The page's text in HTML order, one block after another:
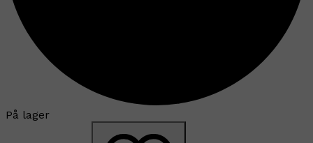
På lager